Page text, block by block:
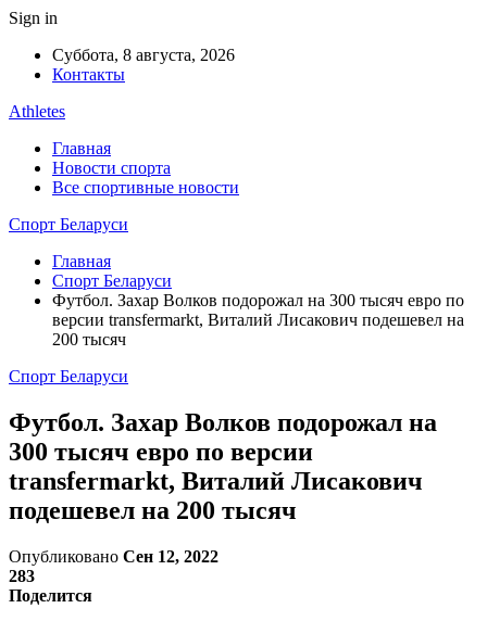
Sign in
Суббота, 8 августа, 2026
Контакты
Athletes
Главная
Новости спорта
Все спортивные новости
Спорт Беларуси
Главная
Спорт Беларуси
Футбол. Захар Волков подорожал на 300 тысяч евро по
версии transfermarkt, Виталий Лисакович подешевел на
200 тысяч
Спорт Беларуси
Футбол. Захар Волков подорожал на
300 тысяч евро по версии
transfermarkt, Виталий Лисакович
подешевел на 200 тысяч
Опубликовано Сен 12, 2022
283
Поделится